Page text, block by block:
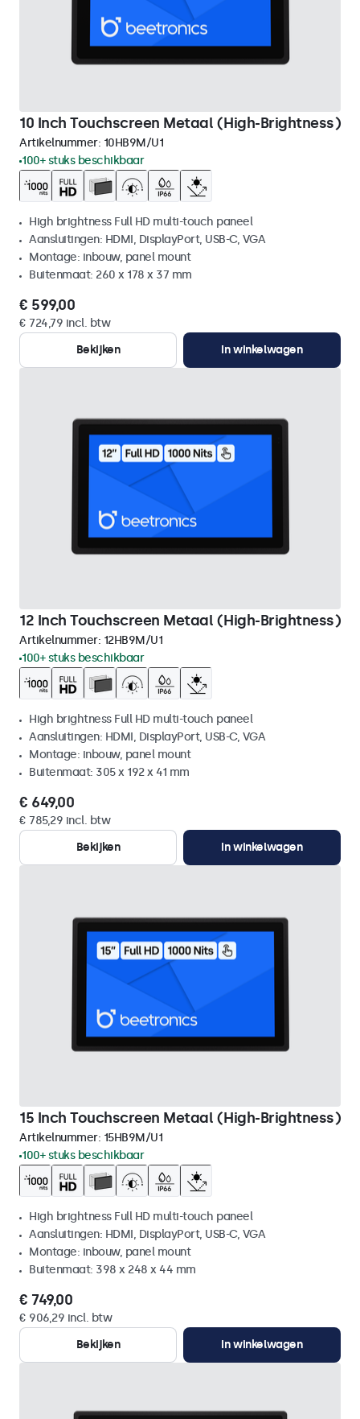
10 Inch Touchscreen Metaal (High-Brightness)
Artikelnummer: 10HB9M/U1
100+ stuks beschikbaar
High brightness Full HD multi-touch paneel
Aansluitingen: HDMI, DisplayPort, USB-C, VGA
Montage: inbouw, panel mount
Buitenmaat: 260 x 178 x 37 mm
€ 599,00
€ 724,79 incl. btw
Bekijken
In winkelwagen
12 Inch Touchscreen Metaal (High-Brightness)
Artikelnummer: 12HB9M/U1
100+ stuks beschikbaar
High brightness Full HD multi-touch paneel
Aansluitingen: HDMI, DisplayPort, USB-C, VGA
Montage: inbouw, panel mount
Buitenmaat: 305 x 192 x 41 mm
€ 649,00
€ 785,29 incl. btw
Bekijken
In winkelwagen
15 Inch Touchscreen Metaal (High-Brightness)
Artikelnummer: 15HB9M/U1
100+ stuks beschikbaar
High brightness Full HD multi-touch paneel
Aansluitingen: HDMI, DisplayPort, USB-C, VGA
Montage: inbouw, panel mount
Buitenmaat: 398 x 248 x 44 mm
€ 749,00
€ 906,29 incl. btw
Bekijken
In winkelwagen